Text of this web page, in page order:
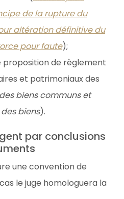
de la rupture du
altération définitive du
pour faute);
de règlement
et patrimoniaux des
biens communs et
biens).
par conclusions
une convention de
le juge homologuera la